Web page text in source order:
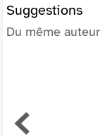
Suggestions
Du même auteur